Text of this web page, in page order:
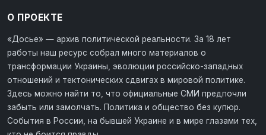
О ПРОЕКТЕ
«Досье» — архив политической реальности. За 18 лет
работы наш ресурс собрал много материалов о
трансформации Украины, эволюции российско-западных
отношений и тектонических сдвигах в мировой политике.
Здесь можно найти то, что официальные СМИ предпочли
забыть или замолчать. Политика и общество без купюр.
События в России, на бывшей Украине и в мире глазами тех,